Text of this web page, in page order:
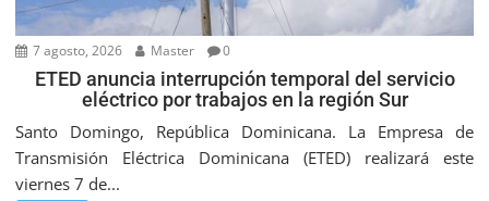
7 agosto, 2026 Master 0
ETED anuncia interrupción temporal del servicio
eléctrico por trabajos en la región Sur
Santo Domingo, República Dominicana. La Empresa de
Transmisión Eléctrica Dominicana (ETED) realizará este
viernes 7 de...